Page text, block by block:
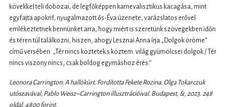
kövekkel teli dobozai, de legfőképpen karnevalisztikus kacagása, mint
egyfajta apokrif, nyugalmazott ős-Éva üzenete, varázslatos erővel
emlékeztetnek bennünket arra, hogy miért is szeretünk szövegekben időn
és téren túl találkozni, hiszen, ahogy Lesznai Anna írja „Dolgok öröme”
című versében: „Tér nincs köztetek s köztem: világ gyümölcsei dolgok / Tér
nincs viszony nincs, csak boldog egymáshoz érés.”
Leonora Carrington: A hallókürt. Fordította Fekete Rozina. Olga Tokarczuk
utószavával, Pablo Weisz–Carrington illusztrációival. Budapest, &, 2023. 248
oldal, 4800 forint.